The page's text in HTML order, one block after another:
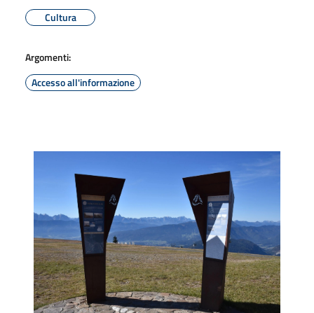
Cultura
Argomenti:
Accesso all'informazione